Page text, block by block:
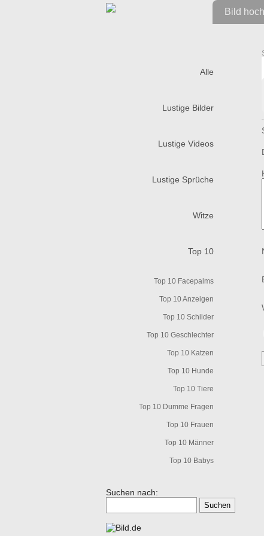
Bild
Alle
Lustige Bilder
Lustige Videos
Lustige Sprüche
Witze
Top 10
Top 10 Facepalms
Top 10 Anzeigen
Top 10 Schilder
Top 10 Geschlechter
Top 10 Katzen
Top 10 Hunde
Top 10 Tiere
Top 10 Dumme Fragen
Top 10 Frauen
Top 10 Männer
Top 10 Babys
Suchen nach: